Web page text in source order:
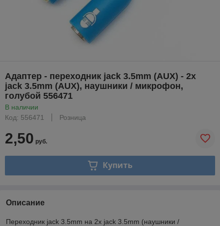
Адаптер - переходник jack 3.5mm (AUX) - 2x
jack 3.5mm (AUX), наушники / микрофон,
голубой 556471
В наличии
Код: 556471
Розница
2,50 руб.
Купить
Описание
Переходник jack 3.5mm на 2x jack 3.5mm (наушники /